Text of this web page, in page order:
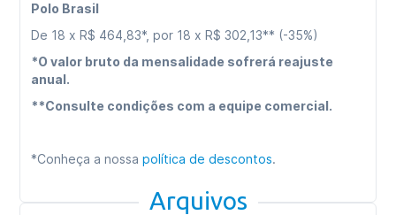
Polo Brasil
De 18 x R$ 464,83*, por 18 x R$ 302,13** (-35%)
*O valor bruto da mensalidade sofrerá reajuste
anual.
**Consulte condições com a equipe comercial.
*Conheça a nossapolítica de descontos.
Arquivos